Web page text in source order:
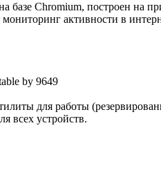
базе Chromium, построен на
активности в
для работы
всех устройств.